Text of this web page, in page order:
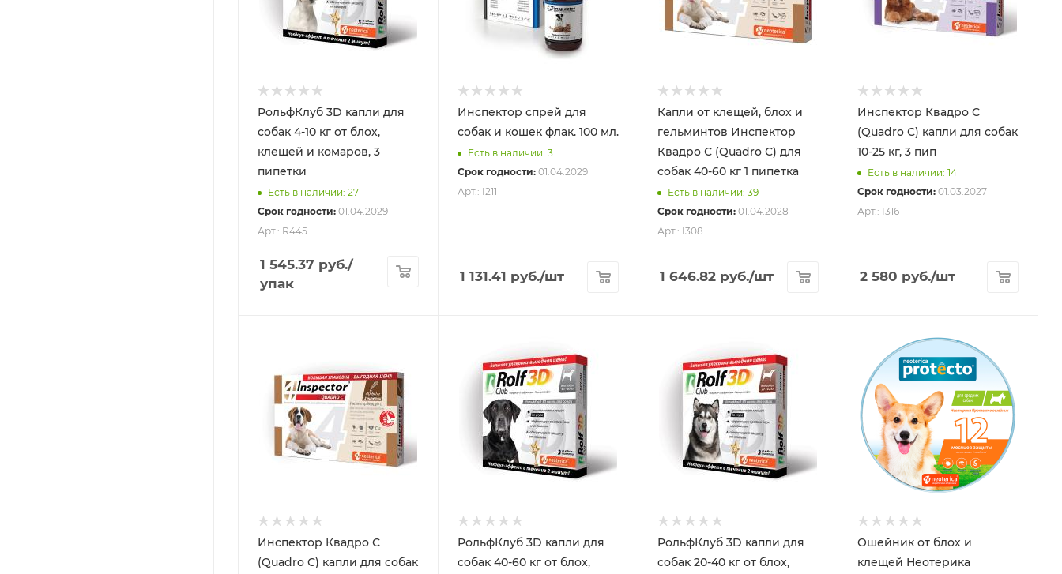
РольфКлуб 3D капли для
собак 4-10 кг от блох,
клещей и комаров, 3
пипетки
Есть в наличии: 27
Срок годности: 01.04.2029
Арт.: R445
1 545.37 руб./
упак
Инспектор спрей для
собак и кошек флак. 100 мл.
Есть в наличии: 3
Срок годности: 01.04.2029
Арт.: I211
1 131.41 руб./шт
Капли от клещей, блох и
гельминтов Инспектор
Квадро С (Quadro С) для
собак 40-60 кг 1 пипетка
Есть в наличии: 39
Срок годности: 01.04.2028
Арт.: I308
1 646.82 руб./шт
Инспектор Квадро С
(Quadro С) капли для собак
10-25 кг, 3 пип
Есть в наличии: 14
Срок годности: 01.03.2027
Арт.: I316
2 580 руб./шт
Инспектор Квадро С
(Quadro С) капли для собак
РольфКлуб 3D капли для
собак 40-60 кг от блох,
РольфКлуб 3D капли для
собак 20-40 кг от блох,
Ошейник от блох и
клещей Неотерика